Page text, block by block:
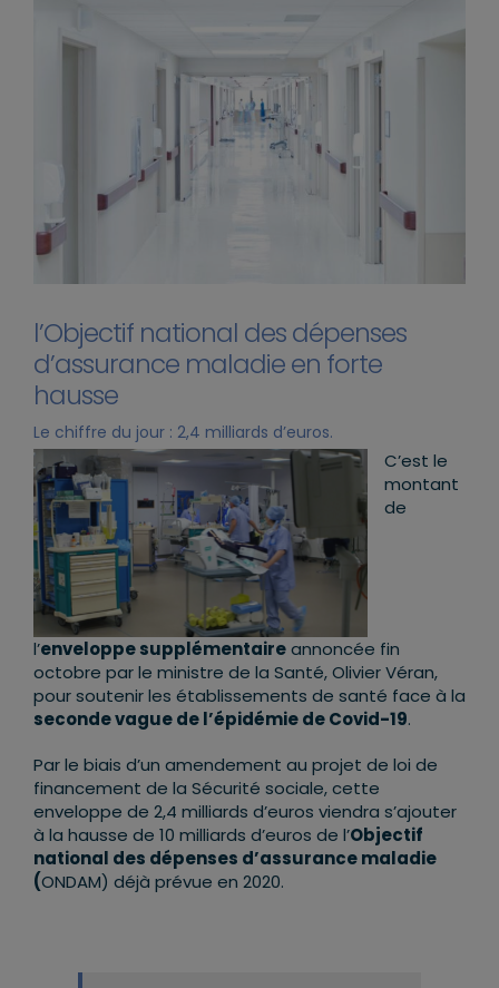
l’Objectif national des dépenses
d’assurance maladie en forte
hausse
Le chiffre du jour : 2,4 milliards d’euros.
C’est le
montant
de
l’enveloppe supplémentaireannoncée fin
octobre par le ministre de la Santé, Olivier Véran,
pour soutenir les établissements de santé face à la
seconde vague de l’épidémie de Covid-19.
Par le biais d’un amendement au projet de loi de
financement de la Sécurité sociale, cette
enveloppe de 2,4 milliards d’euros viendra s’ajouter
à la hausse de 10 milliards d’euros de l’Objectif
national des dépenses d’assurance maladie
(ONDAM) déjà prévue en 2020.